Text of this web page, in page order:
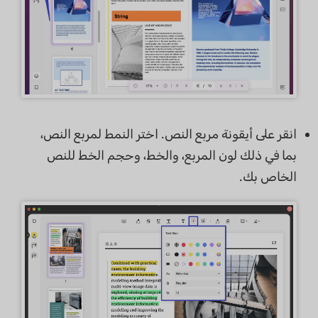
انقر على أيقونة مربع النص. اختر النمط لمربع النص،
بما في ذلك لون المربع، والخط، وحجم الخط للنص
الخاص بك.